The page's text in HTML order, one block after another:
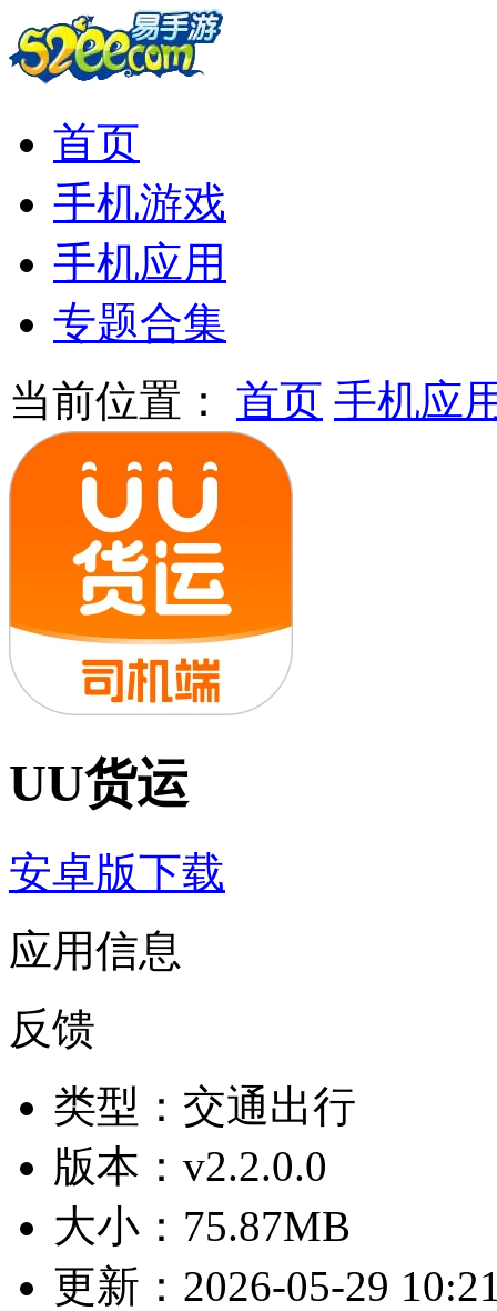
首页
手机游戏
手机应用
专题合集
当前位置： 首页 手机应
UU货运
安卓版下载
应用信息
反馈
类型： 交通出行
版本： v2.2.0.0
大小： 75.87MB
更新： 2026-05-29